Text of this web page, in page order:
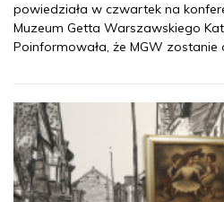
powiedziała w czwartek na
Muzeum Getta Warszawskiego
Poinformowała, że MGW zostanie